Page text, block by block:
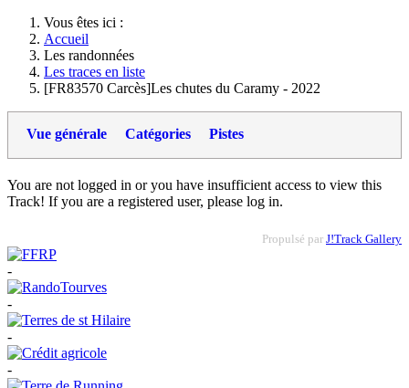
Vous êtes ici :
Accueil
Les randonnées
Les traces en liste
[FR83570 Carcès]Les chutes du Caramy - 2022
Vue générale Catégories Pistes
You are not logged in or you have insufficient access to view this
Track! If you are a registered user, please log in.
Propulsé par J!Track Gallery
-
-
-
-